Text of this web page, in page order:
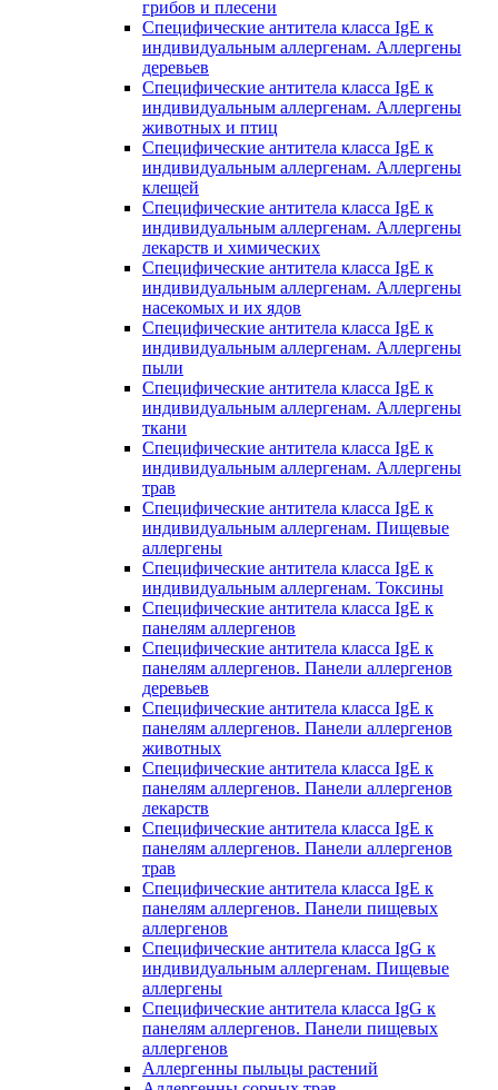
грибов и плесени
Специфические антитела класса IgE к
индивидуальным аллергенам. Аллергены
деревьев
Специфические антитела класса IgE к
индивидуальным аллергенам. Аллергены
животных и птиц
Специфические антитела класса IgE к
индивидуальным аллергенам. Аллергены
клещей
Специфические антитела класса IgE к
индивидуальным аллергенам. Аллергены
лекарств и химических
Специфические антитела класса IgE к
индивидуальным аллергенам. Аллергены
насекомых и их ядов
Специфические антитела класса IgE к
индивидуальным аллергенам. Аллергены
пыли
Специфические антитела класса IgE к
индивидуальным аллергенам. Аллергены
ткани
Специфические антитела класса IgE к
индивидуальным аллергенам. Аллергены
трав
Специфические антитела класса IgE к
индивидуальным аллергенам. Пищевые
аллергены
Специфические антитела класса IgE к
индивидуальным аллергенам. Токсины
Специфические антитела класса IgE к
панелям аллергенов
Специфические антитела класса IgE к
панелям аллергенов. Панели аллергенов
деревьев
Специфические антитела класса IgE к
панелям аллергенов. Панели аллергенов
животных
Специфические антитела класса IgE к
панелям аллергенов. Панели аллергенов
лекарств
Специфические антитела класса IgE к
панелям аллергенов. Панели аллергенов
трав
Специфические антитела класса IgE к
панелям аллергенов. Панели пищевых
аллергенов
Специфические антитела класса IgG к
индивидуальным аллергенам. Пищевые
аллергены
Специфические антитела класса IgG к
панелям аллергенов. Панели пищевых
аллергенов
Аллергенны пыльцы растений